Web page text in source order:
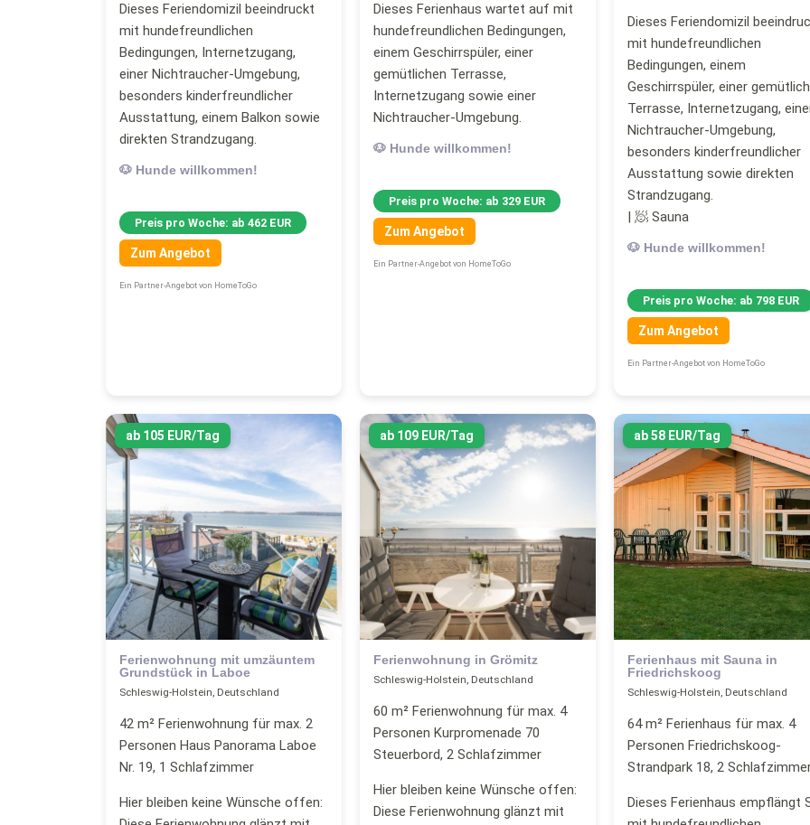
Dieses Feriendomizil beeindruckt
mit hundefreundlichen
Bedingungen, Internetzugang,
einer Nichtraucher-Umgebung,
besonders kinderfreundlicher
Ausstattung, einem Balkon sowie
direkten Strandzugang.
🐶 Hunde willkommen!
Preis pro Woche: ab 462 EUR
Zum Angebot
Ein Partner-Angebot von HomeToGo
Dieses Ferienhaus wartet auf mit
hundefreundlichen Bedingungen,
einem Geschirrspüler, einer
gemütlichen Terrasse,
Internetzugang sowie einer
Nichtraucher-Umgebung.
🐶 Hunde willkommen!
Preis pro Woche: ab 329 EUR
Zum Angebot
Ein Partner-Angebot von HomeToGo
Dieses Feriendomizil
mit hundefreundlichen
Bedingungen, einem
Geschirrspüler, einer
Terrasse, Internetzugang,
Nichtraucher-Umgebung,
besonders kinderfreundlicher
Ausstattung sowie direkten
Strandzugang.
| 🧖 Sauna
🐶 Hunde willkommen!
Preis pro Woche: ab 798 EUR
Zum Angebot
Ein Partner-Angebot von HomeToGo
ab 105 EUR/Tag
Ferienwohnung mit umzäuntem
Grundstück in Laboe
Schleswig-Holstein, Deutschland
42 m² Ferienwohnung für max. 2
Personen Haus Panorama Laboe
Nr. 19, 1 Schlafzimmer
Hier bleiben keine Wünsche offen:
ab 109 EUR/Tag
Ferienwohnung in Grömitz
Schleswig-Holstein, Deutschland
60 m² Ferienwohnung für max. 4
Personen Kurpromenade 70
Steuerbord, 2 Schlafzimmer
Hier bleiben keine Wünsche offen:
Diese Ferienwohnung glänzt mit
ab 58 EUR/Tag
Ferienhaus mit Sauna in
Friedrichskoog
Schleswig-Holstein, Deutschland
64 m² Ferienhaus für max. 4
Personen Friedrichskoog-
Strandpark 18, 2
Dieses Ferienhaus empflängt